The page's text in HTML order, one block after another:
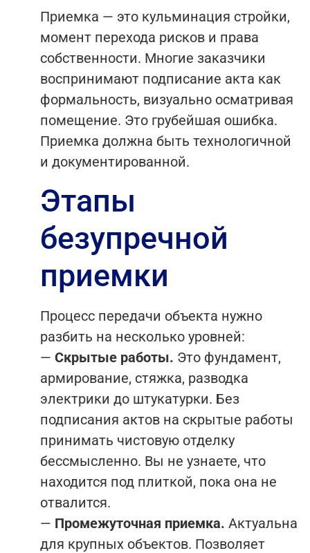
Приемка — это кульминация стройки,
момент перехода рисков и права
собственности. Многие заказчики
воспринимают подписание акта как
формальность, визуально осматривая
помещение. Это грубейшая ошибка.
Приемка должна быть технологичной
и документированной.
Этапы
безупречной
приемки
Процесс передачи объекта нужно
разбить на несколько уровней:
— Скрытые работы. Это фундамент,
армирование, стяжка, разводка
электрики до штукатурки. Без
подписания актов на скрытые работы
принимать чистовую отделку
бессмысленно. Вы не узнаете, что
находится под плиткой, пока она не
отвалится.
— Промежуточная приемка. Актуальна
для крупных объектов. Позволяет